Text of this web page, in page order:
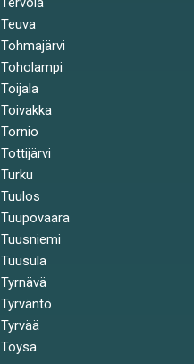
Teuva
Tohmajärvi
Toholampi
Toijala
Toivakka
Tornio
Tottijärvi
Turku
Tuulos
Tuupovaara
Tuusniemi
Tuusula
Tyrnävä
Tyrväntö
Tyrvää
Töysä